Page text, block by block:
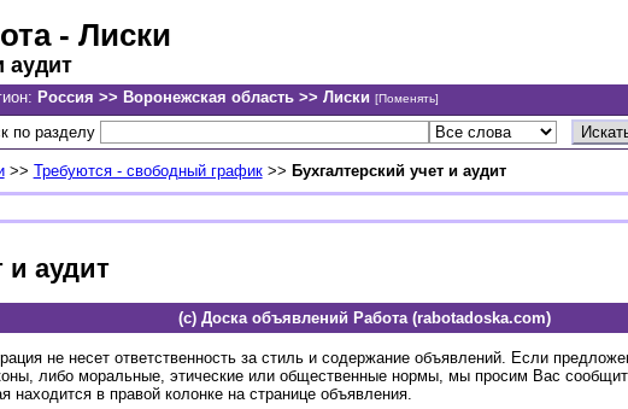
- Лиски
аудит
Россия >> Воронежская область >> Лиски [Поменять]
по разделу
>> Требуются - свободный график>> Бухгалтерский учет и аудит
и аудит
(c) Доска объявлений Работа (rabotadoska.com)
не несет ответственность за стиль и содержание объявлений. Если
либо моральные, этические или общественные нормы, мы просим Вас
находится в правой колонке на странице объявления.